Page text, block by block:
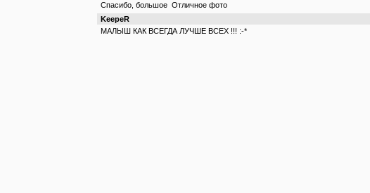
Спасибо, большое Отличное фото
KeepeR
МАЛЫШ КАК ВСЕГДА ЛУЧШЕ ВСЕХ !!! :-*